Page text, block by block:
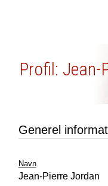
Profil: Jean-
Generel
Navn
Jean-Pierre Jordan